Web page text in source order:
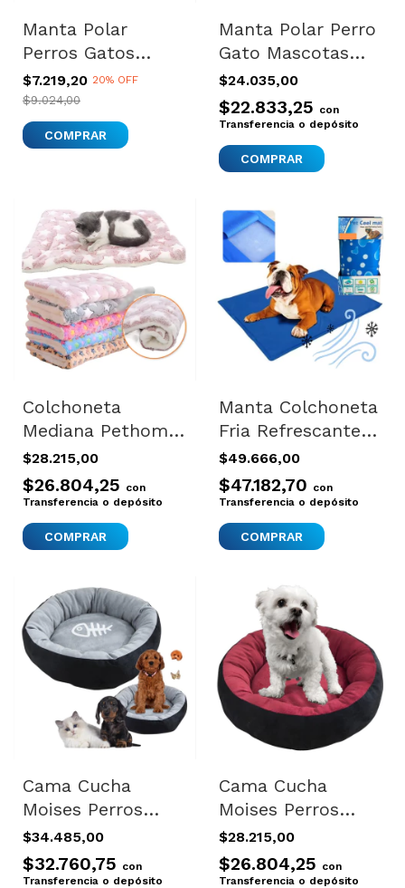
Manta Polar
Perros Gatos
Cachorros Suave
Calida Invierno S
$7.219,20 20% OFF
$9.024,00
Manta Polar Perro
Gato Mascotas
Calidad 70x100cm
$24.035,00
$22.833,25 con
Transferencia o depósito
Colchoneta
Mediana Pethome
Dm-028 Lavable
Peluche 70x50
Manta Mascotas
$28.215,00
$26.804,25 con
Transferencia o depósito
Manta Colchoneta
Fria Refrescante
Perros Gatos
Mascotas M Azul
$49.666,00
$47.182,70 con
Transferencia o depósito
Cama Cucha
Moises Perros
Gatos Excelente
Calidad 50 Cm
$34.485,00
$32.760,75 con
Transferencia o depósito
Cama Cucha
Moises Perros
Gatos Excelente
Calidad 30 Cm
$28.215,00
$26.804,25 con
Transferencia o depósito